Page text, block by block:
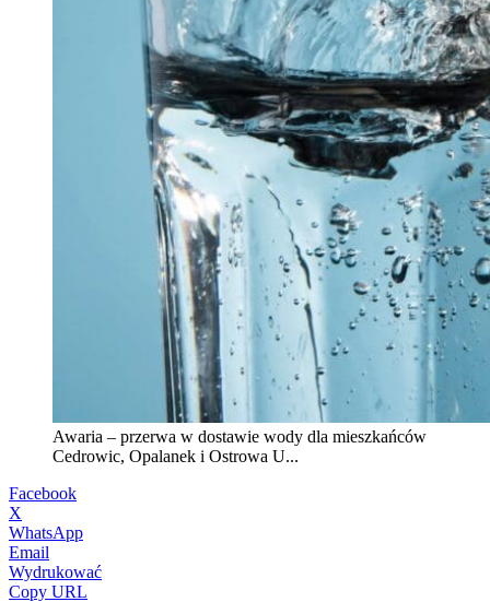
Awaria – przerwa w dostawie wody dla mieszkańców
Cedrowic, Opalanek i Ostrowa U...
Facebook
X
WhatsApp
Email
Wydrukować
Copy URL